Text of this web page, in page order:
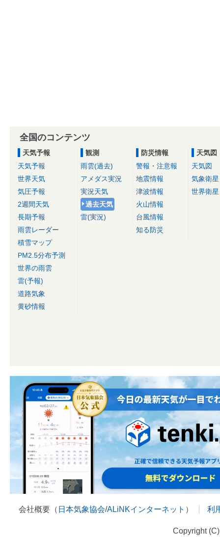
全国のコンテンツ
天気予報
天気予報
世界天気
気圧予報
2週間天気
長期予報
雨雲レーダー
積雪マップ
PM2.5分布予測
世界の雨雲
雷(予報)
道路気象
黄砂情報
観測
雨雲(過去)
アメダス実況
実況天気
過去天気
雷(実況)
防災情報
警報・注意報
地震情報
津波情報
火山情報
台風情報
知る防災
天気図
天気図
気象衛星
世界衛星
会社概要（ 日本気象協会/ALiNKインターネット ） 利
Copyright